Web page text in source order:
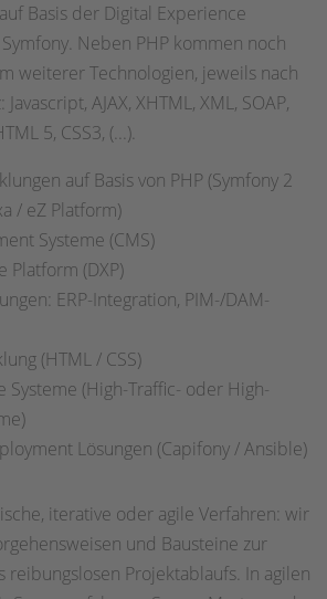
Basis der Digital Experience
Neben PHP kommen noch
weiterer Technologien, jeweils nach
AJAX, XHTML, XML, SOAP,
5, CSS3, (...).
auf Basis von PHP (Symfony 2
/ eZ Platform)
Systeme (CMS)
Platform (DXP)
ERP-Integration, PIM-/DAM-
(HTML / CSS)
Systeme (High-Traffic- oder High-
Lösungen (Capifony / Ansible)
iterative oder agile Verfahren: wir
und Bausteine zur
reibungslosen Projektablaufs. In agilen